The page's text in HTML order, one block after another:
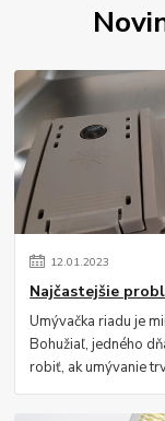
12.01.2023
Najčastejšie
Umývačka riadu je
Bohužiaľ, jedného
robiť, ak umývanie